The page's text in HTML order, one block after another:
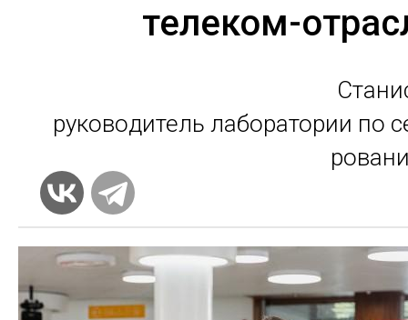
телеком-
ру­ково­дитель ла­бора­тории по